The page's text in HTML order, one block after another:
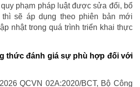
phạm pháp luật được sửa đổi, bổ
sẽ áp dụng theo phiên bản mới
nhật trong quá trình triển khai thực
thức đánh giá sự phù hợp đối với
QCVN 02A:2020/BCT, Bộ Công